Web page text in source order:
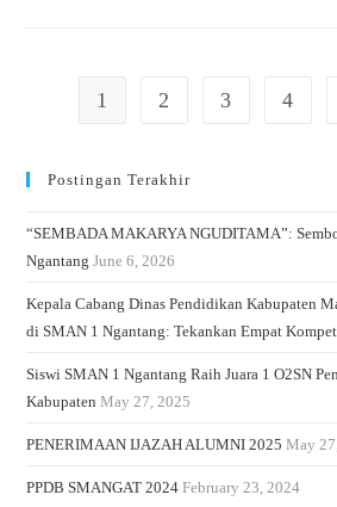
1 2 3 4
Postingan Terakhir
“SEMBADA MAKARYA NGUDITAMA”:
Ngantang June 6, 2026
Kepala Cabang Dinas Pendidikan Kabupaten
di SMAN 1 Ngantang: Tekankan Empat
Siswi SMAN 1 Ngantang Raih Juara 1 O2SN
Kabupaten May 27, 2025
PENERIMAAN IJAZAH ALUMNI 2025 May
PPDB SMANGAT 2024 February 23, 2024